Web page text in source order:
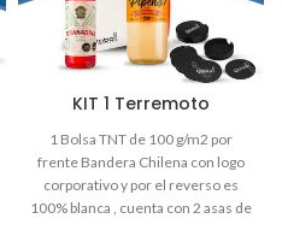
KIT 1 Terremoto